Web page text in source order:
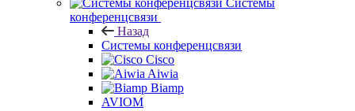
Системы
конференцсвязи
Назад
Системы конференцсвязи
Cisco
Aiwia
Biamp
AVIOM